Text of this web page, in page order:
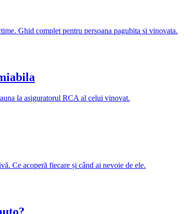
Ghid complet pentru persoana pagubita si vinovata.
la asiguratorul RCA al celui vinovat.
Ce acoperă fiecare și când ai nevoie de ele.